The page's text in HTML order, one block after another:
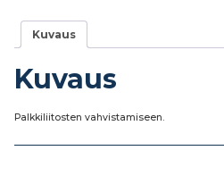
Kuvaus
Kuvaus
Palkkiliitosten vahvistamiseen.